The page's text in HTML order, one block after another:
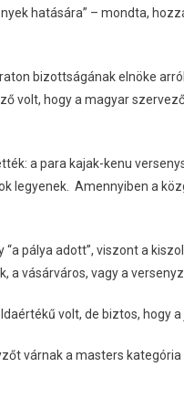
hatására” – mondta,
bizottságának elnöke
volt, hogy a magyar
a para kajak-kenu
legyenek. Amennyiben a
pálya adott”, viszont a
vásárváros, vagy a
volt, de biztos, hogy
várnak a masters